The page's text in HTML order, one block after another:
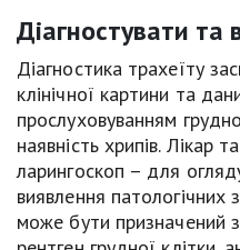
Діагностувати та
Діагностика трахеїту
клінічної картини та
прослуховуванням
наявність хрипів. Лікар
ларингоскоп – для
виявлення патологічних
може бути призначений